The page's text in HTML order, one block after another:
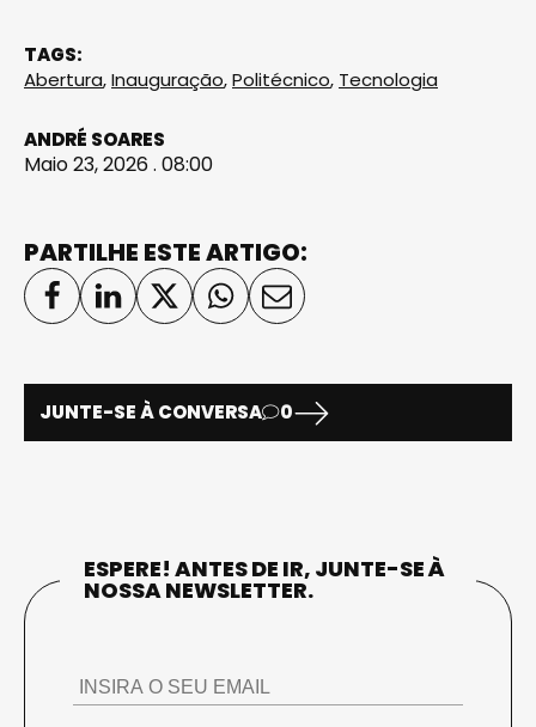
TAGS:
Abertura,Inauguração,Politécnico, Tecnologia
ANDRÉ SOARES
Maio 23, 2026 . 08:00
PARTILHE ESTE ARTIGO:
JUNTE-SE À CONVERSA 0
ESPERE! ANTES DE IR, JUNTE-SE À
NOSSA NEWSLETTER.